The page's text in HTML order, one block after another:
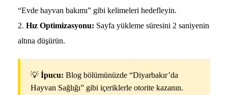
“Evde hayvan bakımı” gibi kelimeleri hedefleyin.
Hız Optimizasyonu: Sayfa yükleme süresini 2 saniyenin
altına düşürün.
💡 İpucu: Blog bölümünüzde “Diyarbakır’da
Hayvan Sağlığı” gibi içeriklerle otorite kazanın.